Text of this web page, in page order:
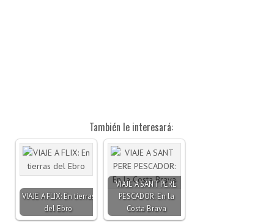
También le interesará:
VIAJE A FLIX: En tierras
del Ebro
VIAJE A SANT PERE
PESCADOR: En la
Costa Brava